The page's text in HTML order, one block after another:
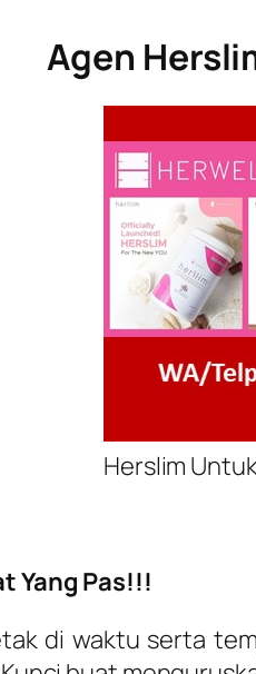
Agen
Herslim
Yang Pas!!!
di waktu serta